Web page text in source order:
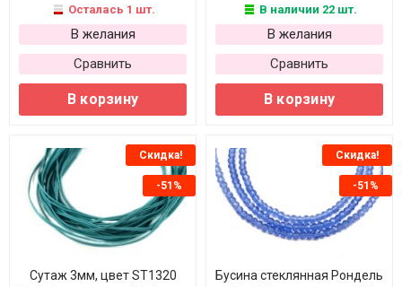
Осталась 1 шт.
В желания
Сравнить
В корзину
В наличии 22 шт.
В желания
Сравнить
В корзину
Скидка!
-51%
Cутаж 3мм, цвет ST1320
Скидка!
-51%
Бусина стеклянная Рондель